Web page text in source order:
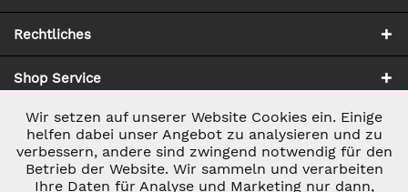
Rechtliches
Shop Service
Zahlung & Versand
Notwendig Aktiv
Marketing Inaktiv
Wir setzen auf unserer Website Cookies ein. Einige
helfen dabei unser Angebot zu analysieren und zu
verbessern, andere sind zwingend notwendig für den
Betrieb der Website. Wir sammeln und verarbeiten
Ihre Daten für Analyse und Marketing nur dann,